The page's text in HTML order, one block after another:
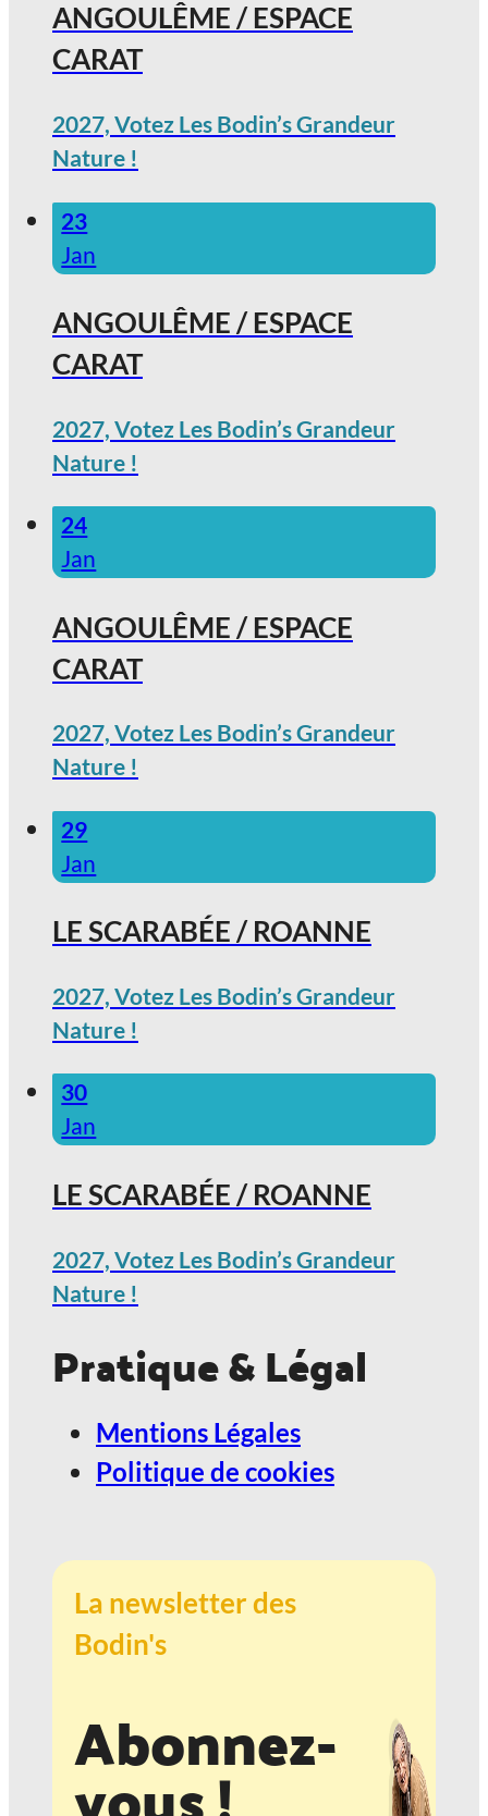
ANGOULÊME / ESPACE
CARAT
2027, Votez Les Bodin’s Grandeur
Nature !
23
Jan
ANGOULÊME / ESPACE
CARAT
2027, Votez Les Bodin’s Grandeur
Nature !
24
Jan
ANGOULÊME / ESPACE
CARAT
2027, Votez Les Bodin’s Grandeur
Nature !
29
Jan
LE SCARABÉE / ROANNE
2027, Votez Les Bodin’s Grandeur
Nature !
30
Jan
LE SCARABÉE / ROANNE
2027, Votez Les Bodin’s Grandeur
Nature !
Pratique & Légal
Mentions Légales
Politique de cookies
La newsletter des
Bodin's
Abonnez-